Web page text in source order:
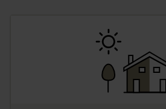
Vragen? Neem contact met ons op